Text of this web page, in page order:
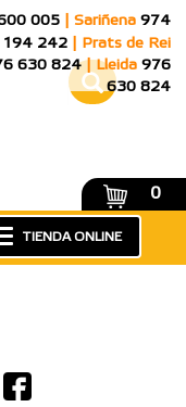
005 Sariñena 974
194 242
Prats de Rei
630 824 Lleida 976
630 824
0
TIENDA ONLINE